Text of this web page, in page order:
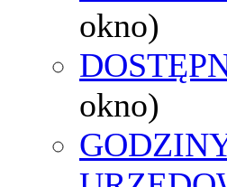
okno)
okno)